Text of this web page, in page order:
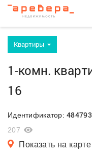
Квартиры
1-комн.
16
Идентификатор:484793
207
Показать на карте